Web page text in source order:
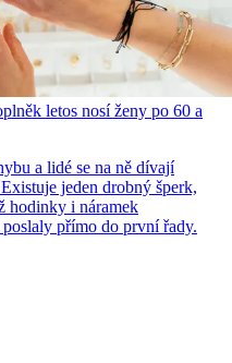
letos nosí ženy po 60 a
a lidé se na ně dívají
jeden drobný šperk,
hodinky i náramek
přímo do první řady.